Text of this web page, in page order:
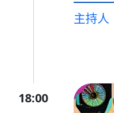
主持人
18:00